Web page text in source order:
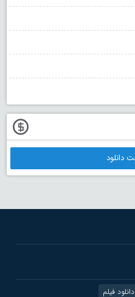
دانلود
دانلود فیلم